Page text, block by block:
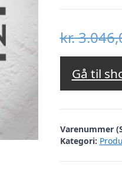
kr.
Gå til
Varenummer
Kategori: